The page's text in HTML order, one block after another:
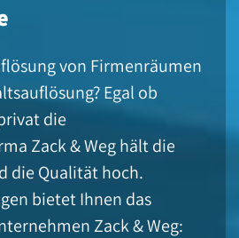
von Firmenräumen
Egal ob
die
Zack & Weg hält die
die Qualität hoch.
bietet Ihnen das
Zack & Weg: